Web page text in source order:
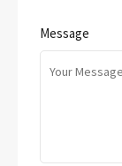
Message